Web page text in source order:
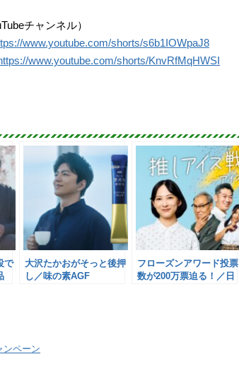
チャンネル）
www.youtube.com/shorts/s6b1IOWpaJ8
www.youtube.com/shorts/KnvRfMqHWSI
で
大沢たかおがそっと後押
し／味の素AGF
フローズンアワード投票
数が200万票迫る！／日
ンペーン